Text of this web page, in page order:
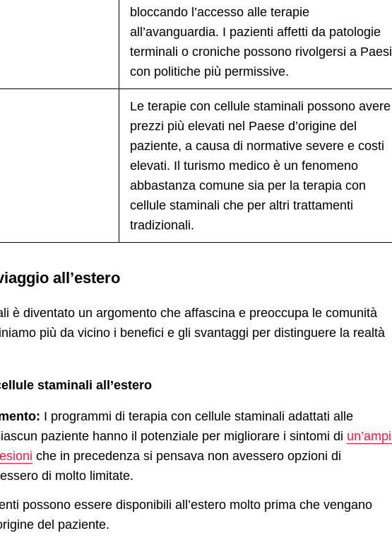
bloccando l’accesso alle terapie
all’avanguardia. I pazienti affetti da patologie
terminali o croniche possono rivolgersi a Paesi
con politiche più permissive.
Le terapie con cellule staminali possono avere
prezzi più elevati nel Paese d’origine del
paziente, a causa di normative severe e costi
elevati. Il turismo medico è un fenomeno
abbastanza comune sia per la terapia con
cellule staminali che per altri trattamenti
tradizionali.
all’estero
è diventato un argomento che affascina e preoccupa le comunità
più da vicino i benefici e gli svantaggi per distinguere la realtà
staminali all’estero
I programmi di terapia con cellule staminali adattati alle
paziente hanno il potenziale per migliorare i sintomi di
che in precedenza si pensava non avessero opzioni di
di molto limitate.
possono essere disponibili all’estero molto prima che vengano
del paziente.